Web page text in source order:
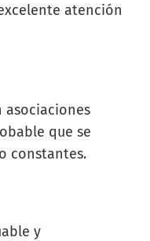
atención
asociaciones
que se
constantes.
y